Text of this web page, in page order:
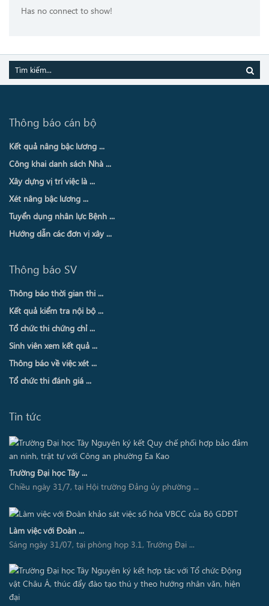
Has no connect to show!
Thông báo cán bộ
Kết quả nâng bậc lương ...
Công khai danh sách Nhà ...
Xây dựng vị trí việc là ...
Xét nâng bậc lương ...
Tuyển dụng nhân lực Bệnh ...
Hướng dẫn các đơn vị xây ...
Thông báo SV
Thông báo thời gian thi ...
Kết quả kiểm tra nội bộ ...
Tổ chức thi chứng chỉ ...
Sinh viên xem kết quả ...
Thông báo về việc xét ...
Tổ chức thi đánh giá ...
Tin tức
Trường Đại học Tây ...
Chiều ngày 31/7, tại Hội trường Đảng ủy phường ...
Làm việc với Đoàn ...
Sáng ngày 31/07, tại phòng họp 3.1, Trường Đại ...